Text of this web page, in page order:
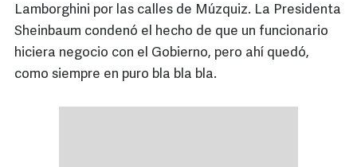
Lamborghini por las calles de Múzquiz. La Presidenta
Sheinbaum condenó el hecho de que un funcionario
hiciera negocio con el Gobierno, pero ahí quedó,
como siempre en puro bla bla bla.